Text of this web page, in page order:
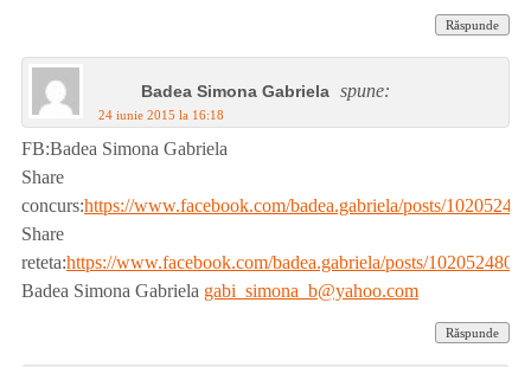
Răspunde
Badea Simona Gabriela spune:
24 iunie 2015 la 16:18
FB:Badea Simona Gabriela
Share
concurs:https://www.facebook.com/badea.gabriela/posts/
Share
reteta:https://www.facebook.com/badea.gabriela/posts/
Badea Simona Gabriela gabi_simona_b@yahoo.com
Răspunde